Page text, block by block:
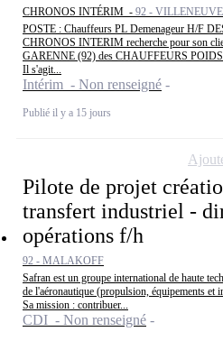
CHRONOS INTÉRIM - 92 -
POSTE : Chauffeurs PL Demenageur H/F
CHRONOS INTERIM recherche pour son
GARENNE (92) des CHAUFFEURS
Il s'agit...
Intérim - Non renseigné
Publié il y a 15 jours
Pilote de projet
transfert industriel -
opérations f/h
92 - MALAKOFF
Safran est un groupe international de haute
de l'aéronautique (propulsion, équipements et
Sa mission : contribuer...
CDI - Non renseigné